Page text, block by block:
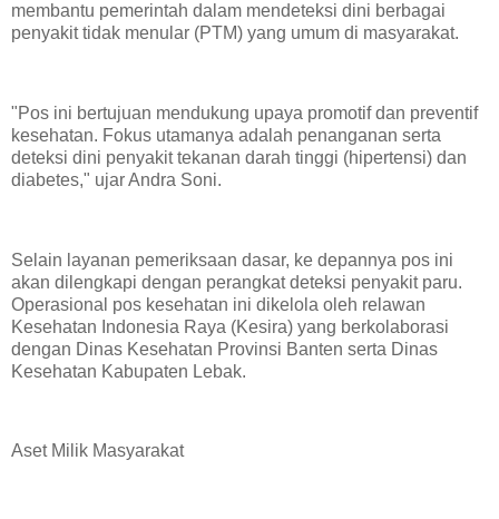
membantu pemerintah dalam mendeteksi dini berbagai
penyakit tidak menular (PTM) yang umum di masyarakat.
​"Pos ini bertujuan mendukung upaya promotif dan preventif
kesehatan. Fokus utamanya adalah penanganan serta
deteksi dini penyakit tekanan darah tinggi (hipertensi) dan
diabetes," ujar Andra Soni.
​Selain layanan pemeriksaan dasar, ke depannya pos ini
akan dilengkapi dengan perangkat deteksi penyakit paru.
Operasional pos kesehatan ini dikelola oleh relawan
Kesehatan Indonesia Raya (Kesira) yang berkolaborasi
dengan Dinas Kesehatan Provinsi Banten serta Dinas
Kesehatan Kabupaten Lebak.
​Aset Milik Masyarakat